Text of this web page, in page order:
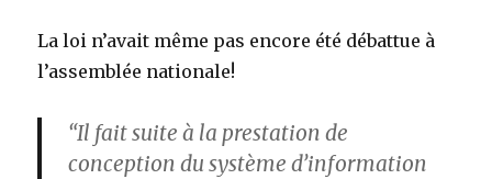
La loi n’avait même pas encore été débattue à
l’assemblée nationale!
“Il fait suite à la prestation de
conception du système d’information